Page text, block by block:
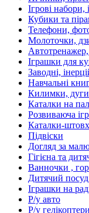
Ігрові набори,
Кубики та
Телефони,
Молоточки,
Іграшки для
Заводні,
Навчальні
Килимки, дуги
Каталки на
Розвиваюча
Каталки-
Підвіски
Догляд за
Гігієна та
Ванночки ,
Дитячий посуд
Іграшки на
Р/у авто
Р/у